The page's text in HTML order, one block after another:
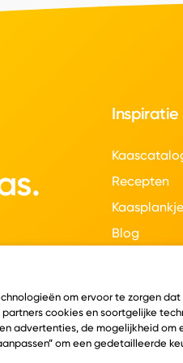
Inspiratie
Recepten
Blog
om ervoor te zorgen
cookies en soortgelijke
advertenties, de mogelijkheid
om een gedetailleerde